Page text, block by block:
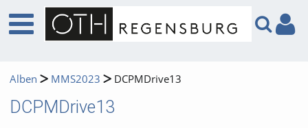
Alben MMS2023 DCPMDrive13
DCPMDrive13